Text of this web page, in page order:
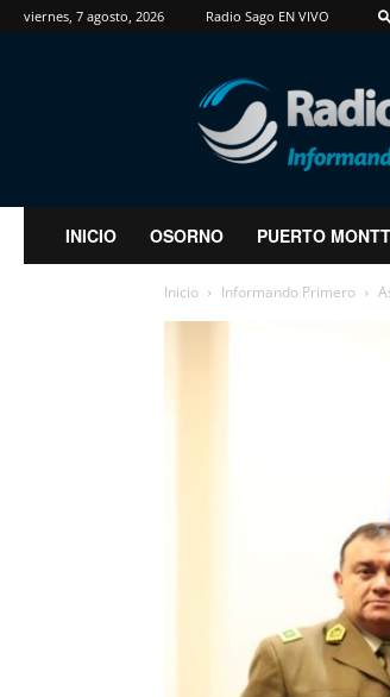
viernes, 7 agosto, 2026 Radio Sago EN VIVO
RadioSago
INICIO OSORNO PUERTO MONTT
Inicio Informando Primero